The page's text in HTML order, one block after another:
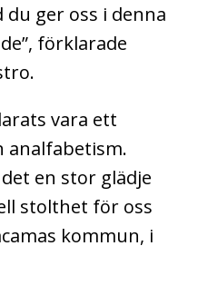
ger oss i denna
förklarade
vara ett
en stor glädje
stolthet för oss
kommun, i